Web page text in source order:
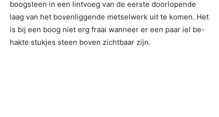
boogsteen in een lintvoeg van de eerste doorlopende
laag van het bovenliggende metselwerk uit te komen. Het
is bij een boog niet erg fraai wanneer er een paar iel be-
hakte stukjes steen boven zichtbaar zijn.